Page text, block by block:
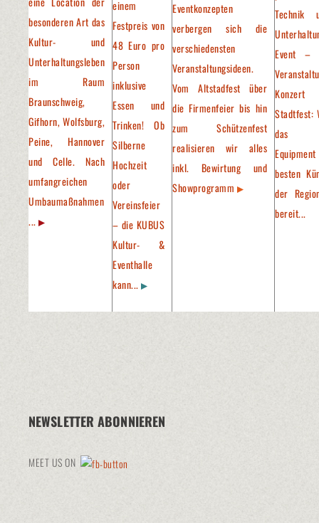
besonderen Art das
Kultur- und
Unterhaltungsleben
im Raum
Braunschweig,
Gifhorn, Wolfsburg,
Peine, Hannover
und Celle. Nach
umfangreichen
Umbaumaßnahmen
...
einem
Festpreis von
48 Euro pro
Person
inklusive
Essen und
Trinken! Ob
Silberne
Hochzeit
oder
Vereinsfeier
– die KUBUS
Kultur- &
Eventhalle
kann...
Eventkonzepten
verbergen sich die
verschiedensten
Veranstaltungsideen.
Vom Altstadfest über
die Firmenfeier bis hin
zum Schützenfest
realisieren wir alles
inkl. Bewirtung und
Showprogramm
Technik
Event –
Stadtfest:
das
besten
der
bereit...
NEWSLETTER ABONNIEREN
MEET US ON